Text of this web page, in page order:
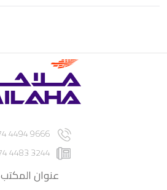
9666 4494 974+
3244 4483 974+
عنوان المكتب